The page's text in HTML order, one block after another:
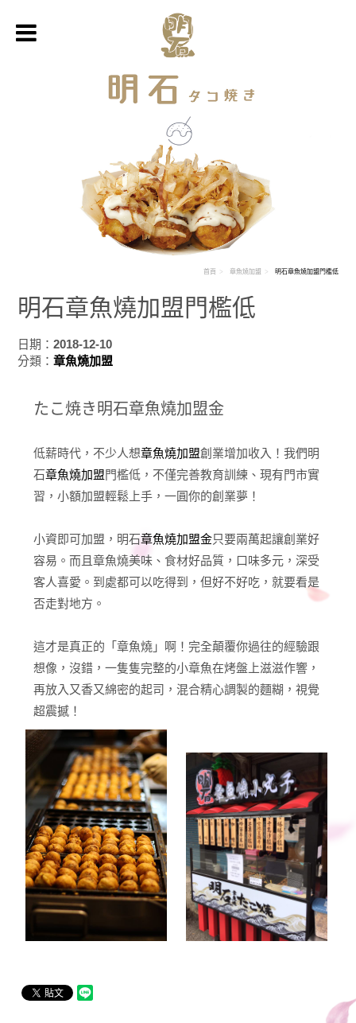
首頁 章魚燒加盟 明石章魚燒加盟門檻低
明石章魚燒加盟門檻低
日期：2018-12-10
分類：章魚燒加盟
たこ焼き明石章魚燒加盟金
低薪時代，不少人想章魚燒加盟創業增加收入！我們明
石章魚燒加盟門檻低，不僅完善教育訓練、現有門市實
習，小額加盟輕鬆上手，一圓你的創業夢！
小資即可加盟，明石章魚燒加盟金只要兩萬起讓創業好
容易。而且章魚燒美味、食材好品質，口味多元，深受
客人喜愛。到處都可以吃得到，但好不好吃，就要看是
否走對地方。
這才是真正的「章魚燒」啊！完全顛覆你過往的經驗跟
想像，沒錯，一隻隻完整的小章魚在烤盤上滋滋作響，
再放入又香又綿密的起司，混合精心調製的麵糊，視覺
超震撼！